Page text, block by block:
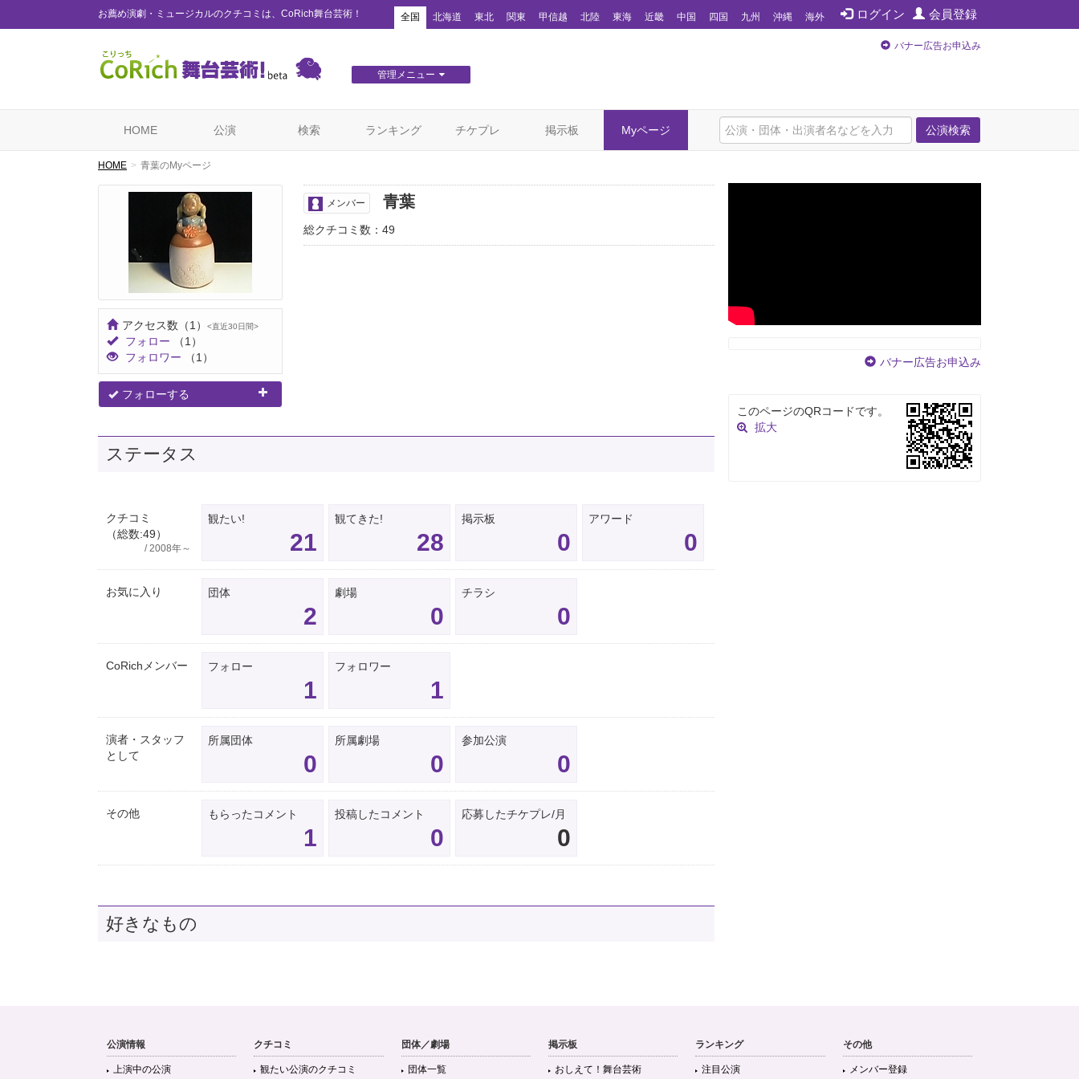
お薦め演劇・ミュージカルのクチコミは、CoRich舞台芸術！ ログイン 会員登録
全国 北海道 東北 関東 甲信越 北陸 東海 近畿 中国 四国 九州 沖縄 海外
管理メニュー
バナー広告お申込み
公演検索
HOME 公演 検索 ランキング チケプレ 掲示板 Myページ
HOME 青葉のMyページ
アクセス数 （1） <直近30日間>
フォロー
（1）
フォロワー
（1）
フォローする
メンバー 青葉
総クチコミ数：49
ステータス
クチコミ
（総数:49）
/ 2008年～
観たい!
21
観てきた!
28
掲示板
0
アワード
0
お気に入り 団体
2
劇場
0
チラシ
0
CoRichメンバー フォロー
1
フォロワー
1
演者・スタッフ
として
所属団体
0
所属劇場
0
参加公演
0
その他 もらったコメント
1
投稿したコメント
0
応募したチケプレ/月
0
好きなもの
バナー広告お申込み
このページのQRコードです。
拡大
公演情報
上演中の公演
クチコミ
観たい公演のクチコミ
団体／劇場
団体一覧
掲示板
おしえて！舞台芸術
ランキング
注目公演
その他
メンバー登録